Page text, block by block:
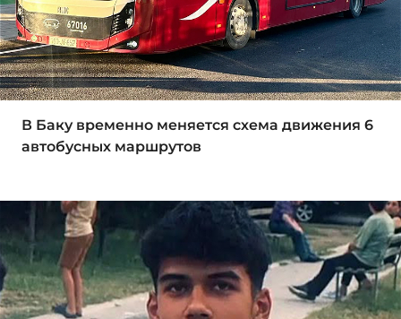
В Баку временно меняется схема движения 6
автобусных маршрутов